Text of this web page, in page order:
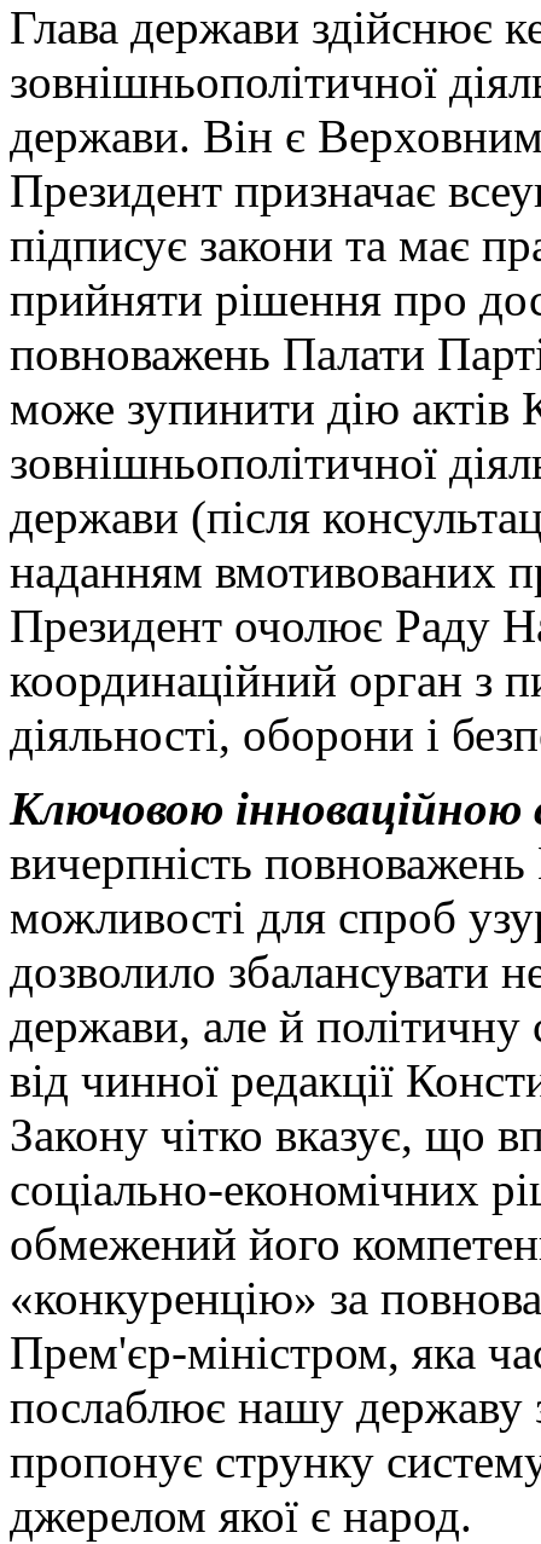
Глава держави здійснює
зовнішньополітичної
держави. Він є
Президент призначає
підписує закони та має
прийняти рішення про
повноважень Палати
може зупинити дію
зовнішньополітичної
держави (після
наданням вмотивованих
Президент очолює Раду
координаційний орган з
діяльності, оборони і
Ключовою інноваційною
вичерпність
можливості для спроб
дозволило збалансувати
держави, але й політичну
від чинної редакції
Закону чітко вказує, що
соціально-економічних
обмежений його
«конкуренцію» за
Прем'єр-міністром, яка
послаблює нашу державу
пропонує струнку
джерелом якої є народ.